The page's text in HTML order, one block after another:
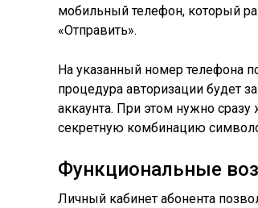
мобильный телефон, который
«Отправить».
На указанный номер телефона
процедура авторизации будет
аккаунта. При этом нужно
секретную комбинацию
Функциональные
Личный кабинет абонента